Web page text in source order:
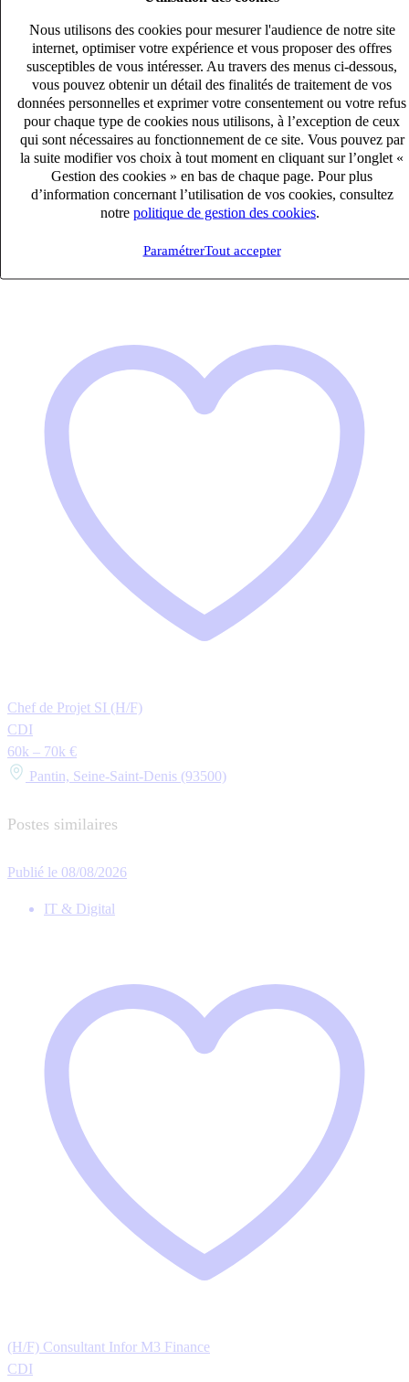
Nous utilisons des cookies pour mesurer l'audience de notre site
internet, optimiser votre expérience et vous proposer des offres
susceptibles de vous intéresser. Au travers des menus ci-dessous,
vous pouvez obtenir un détail des finalités de traitement de vos
données personnelles et exprimer votre consentement ou votre refus
pour chaque type de cookies nous utilisons, à l’exception de ceux
qui sont nécessaires au fonctionnement de ce site. Vous pouvez par
la suite modifier vos choix à tout moment en cliquant sur l’onglet «
Gestion des cookies » en bas de chaque page. Pour plus
d’information concernant l’utilisation de vos cookies, consultez
notre politique de gestion des cookies
ParamétrerTout accepter
(H/F) Consultant Infor M3 Finance
CDI
80k – 90k €
Lyon, Rhône (62002)
Chef de Projet SI (H/F)
CDI
60k – 70k €
Pantin, Seine-Saint-Denis (93500)
Postes similaires
Publié le 08/08/2026
IT & Digital
(H/F) Consultant Infor M3 Finance
CDI